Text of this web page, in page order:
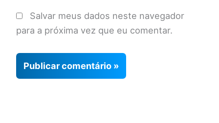
Salvar meus dados neste navegador
para a próxima vez que eu comentar.